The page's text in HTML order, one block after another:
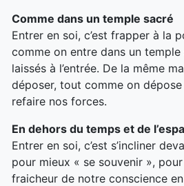
Comme dans un temple sacré
Entrer en soi, c’est frapper à la
comme on entre dans un
laissés à l’entrée. De la même
déposer, tout comme on
refaire nos forces.
En dehors du temps et de
Entrer en soi, c’est s’incliner
pour mieux « se souvenir »,
fraicheur de notre conscience